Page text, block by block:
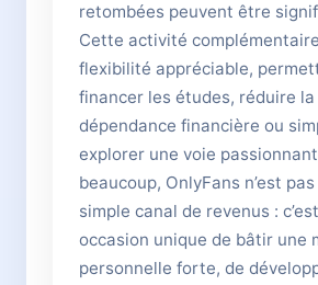
retombées peuvent être
Cette activité
flexibilité appréciable,
financer les études, réduire la
dépendance financière ou
explorer une voie
beaucoup, OnlyFans n’est pas
simple canal de revenus :
occasion unique de bâtir une
personnelle forte, de